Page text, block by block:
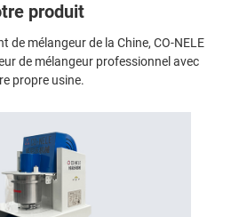
produit
de mélangeur de la Chine, CO-NELE
de mélangeur professionnel avec
propre usine.